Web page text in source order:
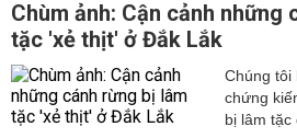
Chùm ảnh: Cận cảnh những
tặc 'xẻ thịt' ở Đắk Lắk
Chúng tôi
chứng
bị lâm tặc